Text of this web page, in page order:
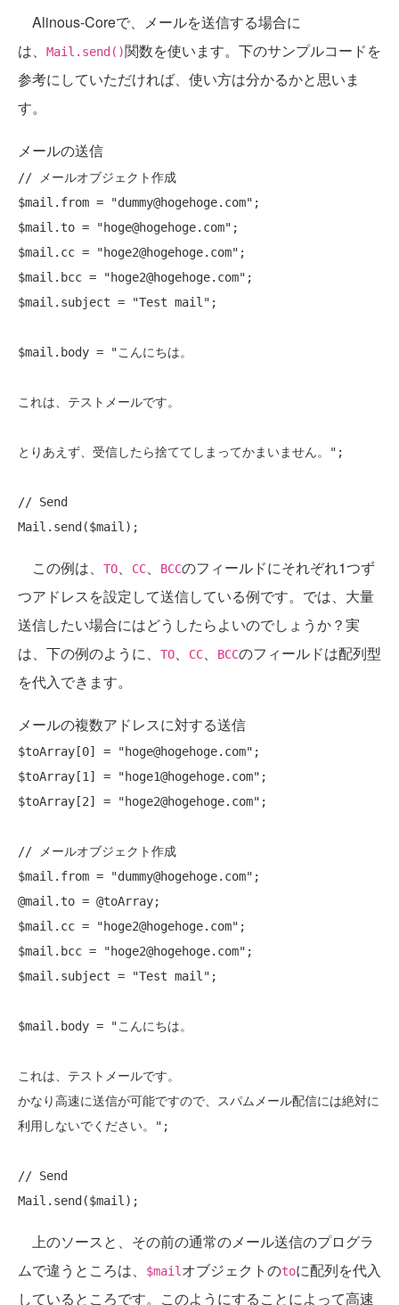
Alinous-Coreで、メールを送信する場合に
は、
Mail.send()関数を使います。下のサンプルコードを
参考にしていただければ、使い方は分かるかと思いま
す。
メールの送信
// メールオブジェクト作成
$mail.from =
"dummy@hogehoge.com" ;
$mail.to =
"hoge@hogehoge.com" ;
$mail.cc =
"hoge2@hogehoge.com" ;
$mail.bcc =
"hoge2@hogehoge.com" ;
$mail.subject =
"Test mail" ;
$mail.body = "こんにちは。
これは、テストメールです。
とりあえず、受信したら捨ててしまってかまいません。";
// Send
この例は、 TO、 CC、 BCCのフィールドにそれぞれ1つず
つアドレスを設定して送信している例です。では、大量
送信したい場合にはどうしたらよいのでしょうか？実
は、下の例のように、
TO、 CC、 BCCのフィールドは配列型
を代入できます。
メールの複数アドレスに対する送信
$toArray[0] = "hoge@hogehoge.com" ;
$toArray[1] =
"hoge1@hogehoge.com" ;
$toArray[2] =
"hoge2@hogehoge.com" ;
// メールオブジェクト作成
$mail.from =
"dummy@hogehoge.com" ;
@mail.to = @toArray;
$mail.cc =
"hoge2@hogehoge.com" ;
$mail.bcc =
"hoge2@hogehoge.com" ;
$mail.subject =
"Test mail" ;
$mail.body = "こんにちは。
これは、テストメールです。
かなり高速に送信が可能ですので、スパムメール配信には絶対に
利用しないでください。";
// Send
上のソースと、その前の通常のメール送信のプログラ
ムで違うところは、
$mail オブジェクトのtoに配列を代入
しているところです。このようにすることによって高速